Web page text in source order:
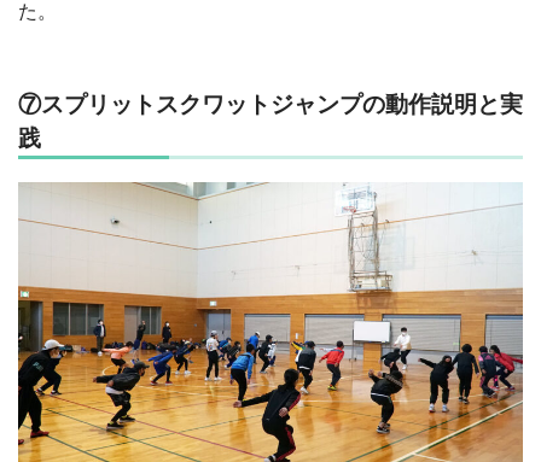
た。
⑦スプリットスクワットジャンプの動作説明と実
践